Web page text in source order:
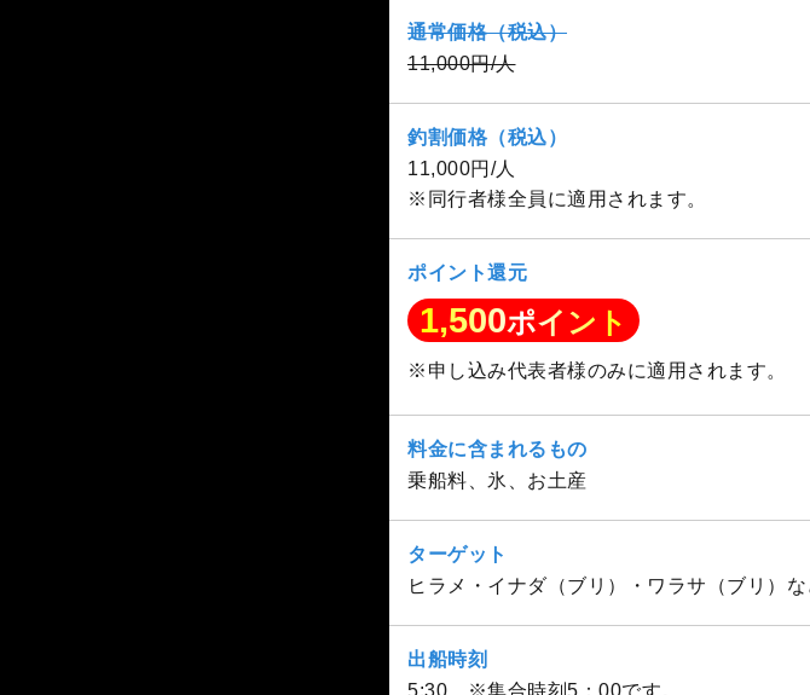
通常価格（税込）
11,000円/人
釣割価格（税込）
11,000円/人
※同行者様全員に適用されます。
ポイント還元
1,500ポイント
※申し込み代表者様のみに適用されます。
料金に含まれるもの
乗船料、氷、お土産
ターゲット
ヒラメ・イナダ（ブリ）・ワラサ（ブリ）な
出船時刻
5:30 ※集合時刻5：00です。